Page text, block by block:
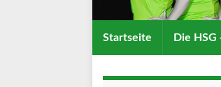
Startseite Die HSG